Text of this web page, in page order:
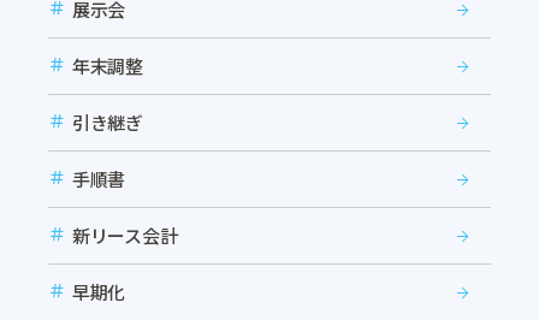
展示会
年末調整
引き継ぎ
手順書
新リース会計
早期化